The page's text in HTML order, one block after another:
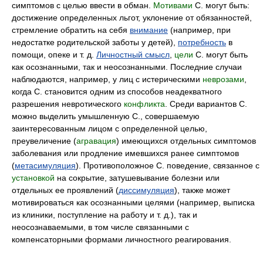
симптомов с целью ввести в обман. Мотивами С. могут быть:
достижение определенных льгот, уклонение от обязанностей,
стремление обратить на себя внимание (например, при
недостатке родительской заботы у детей), потребность в
помощи, опеке и т. д. Личностный смысл цели С. могут быть
как осознанными, так и неосознанными. Последние случаи
наблюдаются, например, у лиц с истерическими неврозами
когда С. становится одним из способов неадекватного
разрешения невротического конфликта . Среди вариантов С.
можно выделить умышленную С., совершаемую
заинтересованным лицом с определенной целью,
преувеличение (агравация) имеющихся отдельных симптомов
заболевания или продление имевшихся ранее симптомов
(метасимуляция). Противоположное С. поведение, связанное с
установкой на сокрытие, затушевывание болезни или
отдельных ее проявлений (диссимуляция), также может
мотивироваться как осознанными целями (например, выписка
из клиники, поступление на работу и т. д.), так и
неосознаваемыми, в том числе связанными с
компенсаторными формами личностного реагирования.